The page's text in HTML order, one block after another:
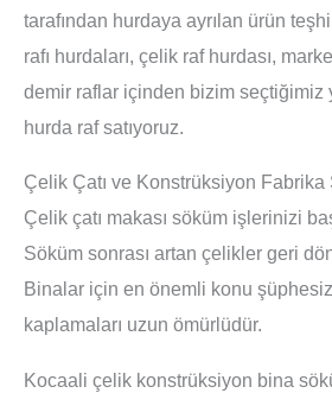
tarafından hurdaya ayrılan ürün
rafı hurdaları, çelik raf hurdası,
demir raflar içinden bizim seçtiğimiz
hurda raf satıyoruz.
Çelik Çatı ve Konstrüksiyon Fabrika
Çelik çatı makası söküm işlerinizi
Söküm sonrası artan çelikler geri
Binalar için en önemli konu şüphesiz
kaplamaları uzun ömürlüdür.
Kocaali çelik konstrüksiyon bina